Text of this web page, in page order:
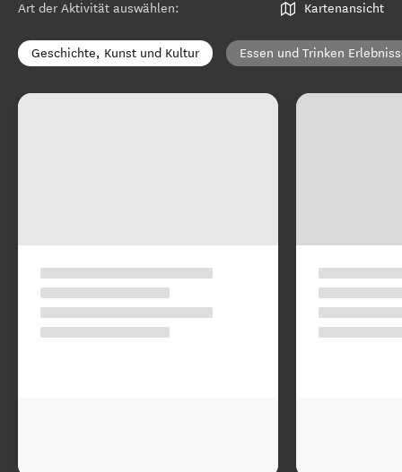
Art der Aktivität auswählen: Kartenansicht
Geschichte, Kunst und Kultur Essen und Trinken